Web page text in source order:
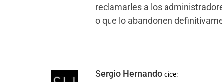
reclamarles a los
o que lo abandonen
Sergio Hernando dice: